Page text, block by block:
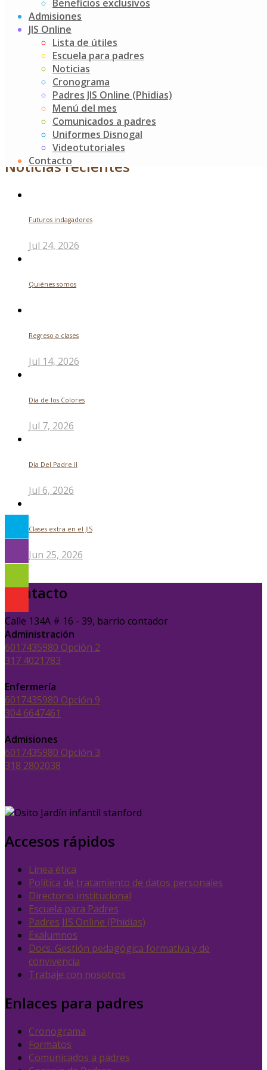
Beneficios exclusivos
Admisiones
JIS Online
Lista de útiles
Escuela para padres
Noticias
Cronograma
Padres JIS Online (Phidias)
Menú del mes
Comunicados a padres
Uniformes Disnogal
Videotutoriales
Contacto
¡Gracias, familias, por ser parte de este proceso de
formación de nuestros audaces aprendices!
navigation
Una aventura en la granja
Izada de bandera
Buscar
Noticias recientes
Futuros indagadores
Jul 24, 2026
Quiénes somos
Regreso a clases
Jul 14, 2026
Día de los Colores
Jul 7, 2026
Día Del Padre ll
Jul 6, 2026
Clases extra en el JIS
Jun 25, 2026
Contacto
Calle 134A # 16 - 39, barrio contador
Administración
6017435980 Opción 2
317 4021783
Enfermería
6017435980 Opción 9
304 6647461
Admisiones
6017435980 Opción 3
318 2802038
Accesos rápidos
Línea ética
Política de tratamiento de datos personales
Directorio institucional
Escuela para Padres
Padres JIS Online (Phidias)
Exalumnos
Docs. Gestión pedagógica formativa y de
convivencia
Trabaje con nosotros
Enlaces para padres
Cronograma
Formatos
Comunicados a padres